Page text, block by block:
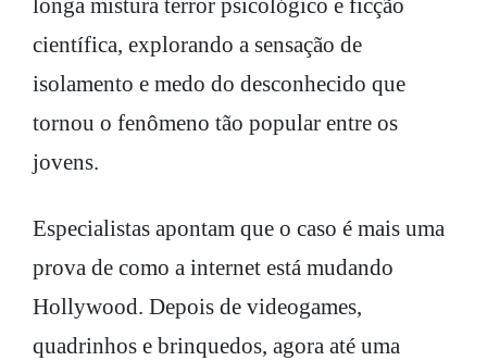
longa mistura terror psicológico e ficção
científica, explorando a sensação de
isolamento e medo do desconhecido que
tornou o fenômeno tão popular entre os
jovens.
Especialistas apontam que o caso é mais uma
prova de como a internet está mudando
Hollywood. Depois de videogames,
quadrinhos e brinquedos, agora até uma